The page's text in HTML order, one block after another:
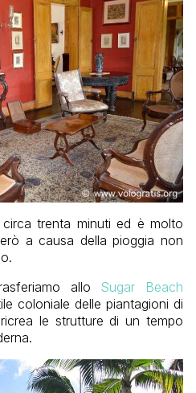
trenta minuti ed è molto
a causa della pioggia non
allo Sugar Beach
coloniale delle piantagioni di
le strutture di un tempo